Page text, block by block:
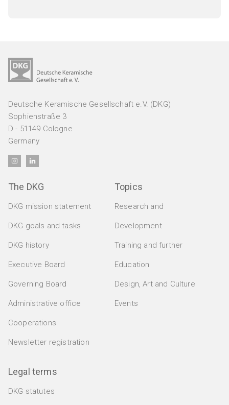
Deutsche Keramische Gesellschaft e.V. (DKG)
Sophienstraße 3
D - 51149 Cologne
Germany
The DKG
DKG mission statement
DKG goals and tasks
DKG history
Executive Board
Governing Board
Administrative office
Cooperations
Newsletter registration
Topics
Research and
Development
Training and further
Education
Design, Art and Culture
Events
Legal terms
DKG statutes